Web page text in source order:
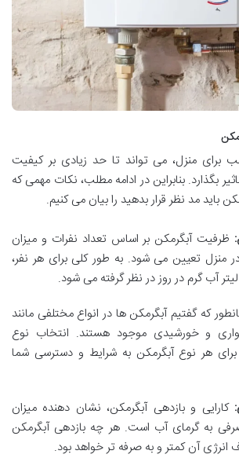
برای منزل، می ‌تواند تا حد زیادی بر کیفیت
بگذارد. بنابراین در ادامه مطلب، نکات مهمی که
باید مد نظر قرار بدهید را بیان می کنیم.
: ظرفیت آبگرمکن بر اساس تعداد نفرات و میزان
منزل تعیین می ‌شود. به طور کلی برای هر نفر،
که گفتیم آبگرمکن ‌ها در انواع مختلفی مانند
و خورشیدی موجود هستند. انتخاب نوع
هر نوع آبگرمکن به شرایط و دسترسی شما
: کارایی و بازدهی آبگرمکن، نشان دهنده میزان
به گرمای آب است. هر چه بازدهی آبگرمکن
انرژی آن کمتر و به صرفه‌ تر خواهد بود.